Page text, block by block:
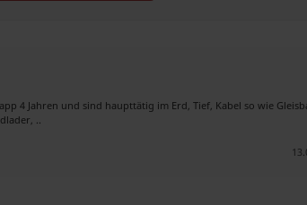
4 Jahren und sind haupttätig im Erd, Tief, Kabel so wie
..